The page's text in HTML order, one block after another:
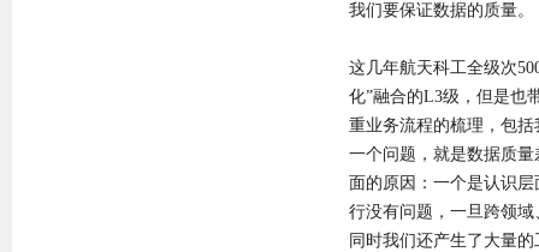
我们要保证数据的质量。
这几年航天科工全级次
化”融合的L3级，但是也
重业务流程的梳理，包
一个问题，就是数据质
面的原因：一个是认识
行没有问题，一旦跨领
同时我们还产生了大量